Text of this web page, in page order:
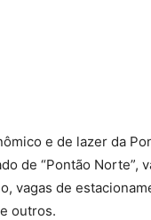
e de lazer da
de “Pontão Norte”,
vagas de
outros.